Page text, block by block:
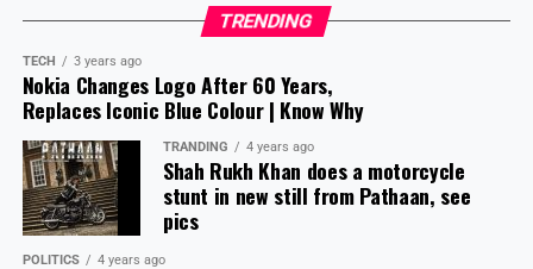
TRENDING
TECH 3 years ago
Nokia Changes Logo After 60 Years,
Replaces Iconic Blue Colour | Know Why
TRANDING 4 years ago
Shah Rukh Khan does a motorcycle
stunt in new still from Pathaan, see
pics
POLITICS 4 years ago